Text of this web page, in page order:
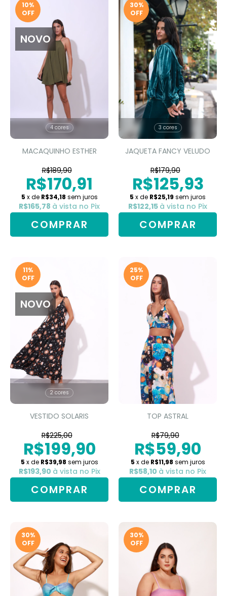
10%
OFF
NOVO
4 cores
MACAQUINHO ESTHER
R$189,90
R$170,91
5 x de R$34,18 sem juros
R$165,78 à vista no Pix
COMPRAR
30%
OFF
3 cores
JAQUETA FANCY VELUDO
R$179,90
R$125,93
5 x de R$25,19 sem juros
R$122,15 à vista no Pix
COMPRAR
11%
OFF
NOVO
2 cores
VESTIDO SOLARIS
R$225,00
R$199,90
5 x de R$39,98 sem juros
R$193,90 à vista no Pix
COMPRAR
25%
OFF
TOP ASTRAL
R$79,90
R$59,90
5 x de R$11,98 sem juros
R$58,10 à vista no Pix
COMPRAR
30%
OFF
30%
OFF